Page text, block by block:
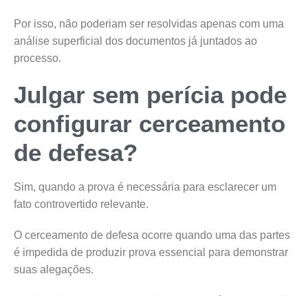
Por isso, não poderiam ser resolvidas apenas com uma
análise superficial dos documentos já juntados ao
processo.
Julgar sem perícia pode
configurar cerceamento
de defesa?
Sim, quando a prova é necessária para esclarecer um
fato controvertido relevante.
O cerceamento de defesa ocorre quando uma das partes
é impedida de produzir prova essencial para demonstrar
suas alegações.